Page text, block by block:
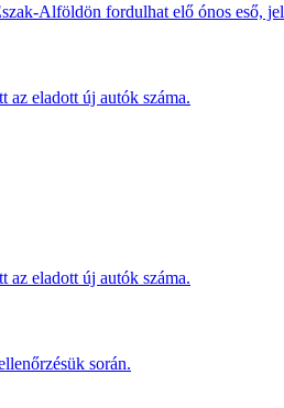
Alföldön fordulhat elő ónos eső,
az eladott új autók száma.
az eladott új autók száma.
során.